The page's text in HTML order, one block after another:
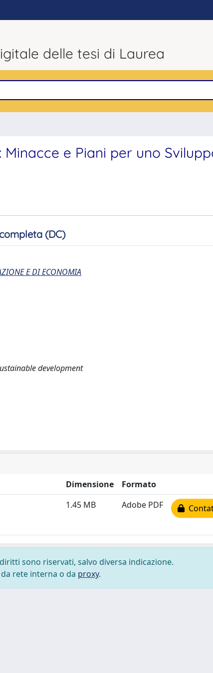
delle tesi di Laurea
e Piani per uno
(DC)
E DI ECONOMIA
development
Dimensione
Formato
1.45 MB Adobe PDF
sono riservati, salvo diversa indicazione.
rete interna o da proxy.